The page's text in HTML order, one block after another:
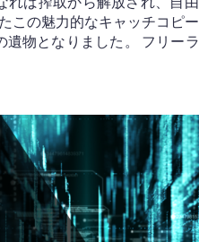
この魅力的なキャッチコピ
物となりました。 フリー